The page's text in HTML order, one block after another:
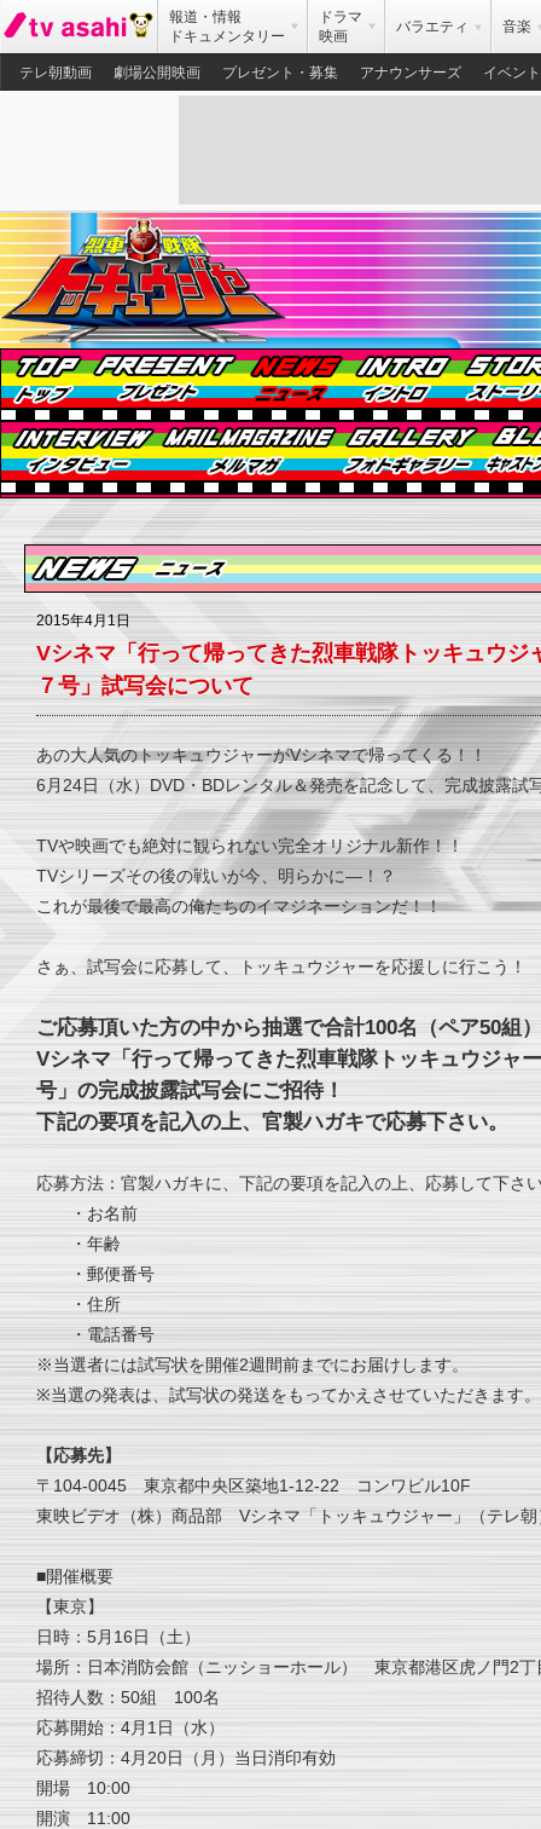
報道・情報
ドキュメンタリー
ドラマ
映画
バラエティ 音楽
テレ朝動画 劇場公開映画 プレゼント・募集 アナウンサーズ イベント
トップ プレゼントニュース イント
インタビュー メルマガ フォ
2015年4月1日
Vシネマ「行って帰ってきた烈車戦隊トッキュウ
７号」試写会について
あの大人気のトッキュウジャーがVシネマで帰ってくる！！
6月24日（水）DVD・BDレンタル＆発売を記念して、完成披露試
TVや映画でも絶対に観られない完全オリジナル新作！！
TVシリーズその後の戦いが今、明らかに―！？
これが最後で最高の俺たちのイマジネーションだ！！
さぁ、試写会に応募して、トッキュウジャーを応援しに行こう！
ご応募頂いた方の中から抽選で合計100名（ペア50組
Vシネマ「行って帰ってきた烈車戦隊トッキュウジャ
号」の完成披露試写会にご招待！
下記の要項を記入の上、官製ハガキで応募下さい。
応募方法：官製ハガキに、下記の要項を記入の上、応募して下さ
・お名前
・年齢
・郵便番号
・住所
・電話番号
※当選者には試写状を開催2週間前までにお届けします。
※当選の発表は、試写状の発送をもってかえさせていただきます。
【応募先】
〒104-0045 東京都中央区築地1-12-22 コンワビル10F
東映ビデオ（株）商品部 Vシネマ「トッキュウジャー」（テレ朝
■開催概要
【東京】
日時：5月16日（土）
場所：日本消防会館（ニッショーホール） 東京都港区虎ノ門2丁
招待人数：50組 100名
応募開始：4月1日（水）
応募締切：4月20日（月）当日消印有効
開場 10:00
開演 11:00